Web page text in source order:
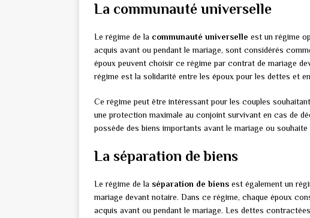
La communauté universelle
Le régime de la communauté universelle est un régime
acquis avant ou pendant le mariage, sont considérés
époux peuvent choisir ce régime par contrat de mariage
régime est la solidarité entre les époux pour les dettes et
Ce régime peut être intéressant pour les couples
une protection maximale au conjoint survivant en cas de
possède des biens importants avant le mariage ou
La séparation de biens
Le régime de la séparation de biens est également un
mariage devant notaire. Dans ce régime, chaque époux
acquis avant ou pendant le mariage. Les dettes